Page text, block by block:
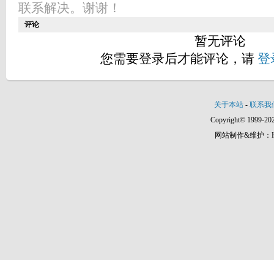
联系解决。谢谢！
评论
暂无评论
您需要登录后才能评论，请 登
关于本站 - 联系我
Copyright© 1999-
网站制作&维护